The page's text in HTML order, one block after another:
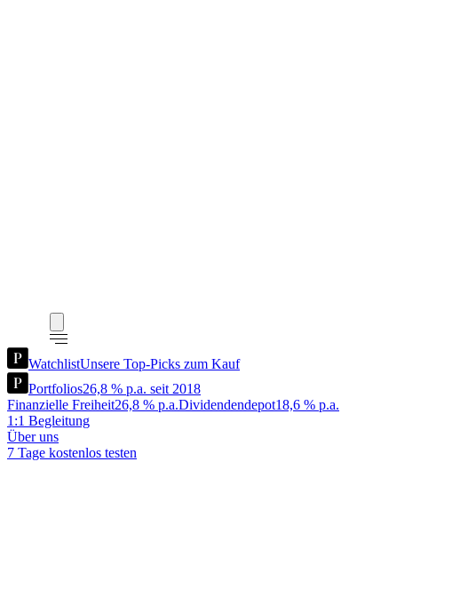
WatchlistUnsere Top-Picks zum Kauf
Portfolios26,8 % p.a. seit 2018
Finanzielle Freiheit26,8 % p.a.Dividendendepot18,6 % p.a.
1:1 Begleitung
Über uns
7 Tage kostenlos testen